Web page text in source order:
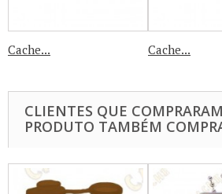
Cache... Cache...
CLIENTES QUE
PRODUTO TAMBÉM